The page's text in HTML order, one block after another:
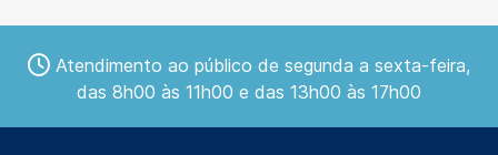
Atendimento ao público de segunda a sexta-feira,
das 8h00 às 11h00 e das 13h00 às 17h00